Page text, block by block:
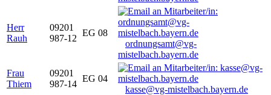
Herr
Rauh
09201
987-12
EG 08
ordnungsamt@vg-
mistelbach.bayern.de
Frau
Thiem
09201
987-14
EG 04
kasse@vg-mistelbach.bayern.de